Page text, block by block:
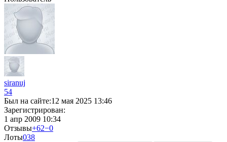
siranuj
54
Был на сайте:12 мая 2025 13:46
Зарегистрирован:
1 апр 2009 10:34
Отзывы+62−0
Лоты038